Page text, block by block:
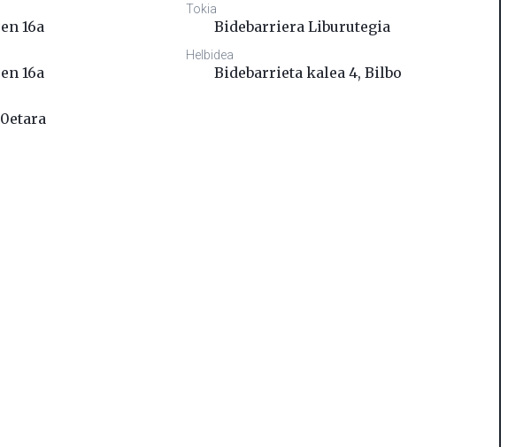
16a
16a
Tokia
Bidebarriera Liburutegia
Helbidea
Bidebarrieta kalea 4,Bilbo